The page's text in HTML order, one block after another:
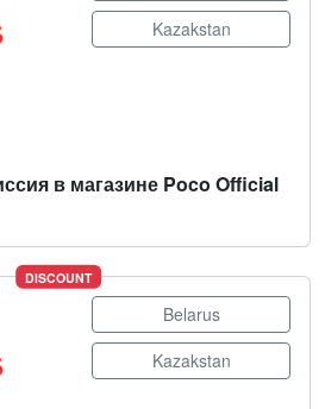
Kazakstan
в магазине Poco Official
DISCOUNT
Belarus
Kazakstan